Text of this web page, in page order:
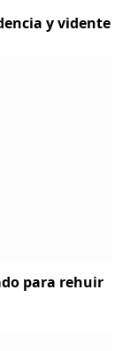
y vidente
para rehuir